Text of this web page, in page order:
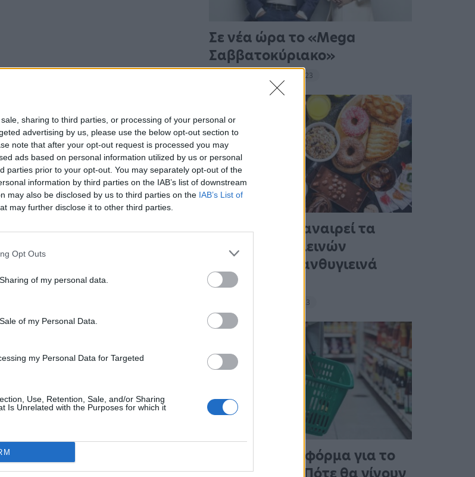
sharing to third parties, or processing of your personal or
advertising by us, please use the below opt-out section to
note that after your opt-out request is processed you may
ads based on personal information utilized by us or personal
parties prior to your opt-out. You may separately opt-out of the
information by third parties on the IAB’s list of downstream
may also be disclosed by us to third parties on the IAB’s List of
may further disclose it to other third parties.
Opt Outs
of my personal data.
of my Personal Data.
my Personal Data for Targeted
Use, Retention, Sale, and/or Sharing
Is Unrelated with the Purposes for which it
Σε νέα ώρα το «Mega
Σαββατοκύριακο»
20:14 - 15 Σεπτεμβρίου 2023
Ένας στους 4 αναιρεί τα
οφέλη των υγιεινών
γευμάτων με ανθυγιεινά
σνακ
18:11 - 15 Σεπτεμβρίου 2023
Άνοιξε η πλατφόρμα για το